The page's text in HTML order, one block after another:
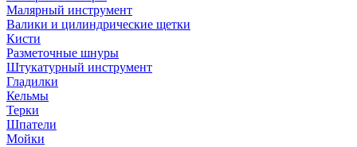
Малярный инструмент
Валики и цилиндрические щетки
Кисти
Разметочные шнуры
Штукатурный инструмент
Гладилки
Кельмы
Терки
Шпатели
Мойки